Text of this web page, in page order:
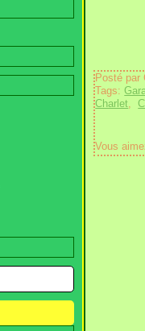
Posté par
Tags:
Charlet,
Vous